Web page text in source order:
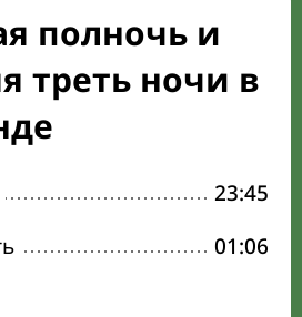
полночь и
треть ночи в
23:45
01:06